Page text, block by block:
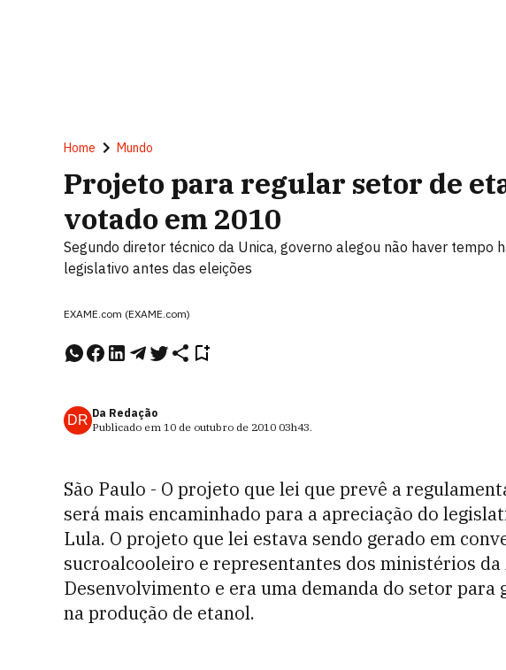
Home Mundo
Projeto para regular setor de
votado em 2010
Segundo diretor técnico da Unica, governo alegou não haver tempo
legislativo antes das eleições
EXAME.com (EXAME.com)
DR Da Redação
Publicado em 10 de outubro de 2010 03h43.
São Paulo - O projeto que lei que prevê a
será mais encaminhado para a apreciação do
Lula. O projeto que lei estava sendo gerado em
sucroalcooleiro e representantes dos ministérios
Desenvolvimento e era uma demanda do setor
na produção de etanol.